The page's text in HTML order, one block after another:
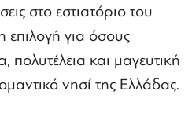
στο εστιατόριο του
επιλογή για όσους
πολυτέλεια και μαγευτική
νησί της Ελλάδας.